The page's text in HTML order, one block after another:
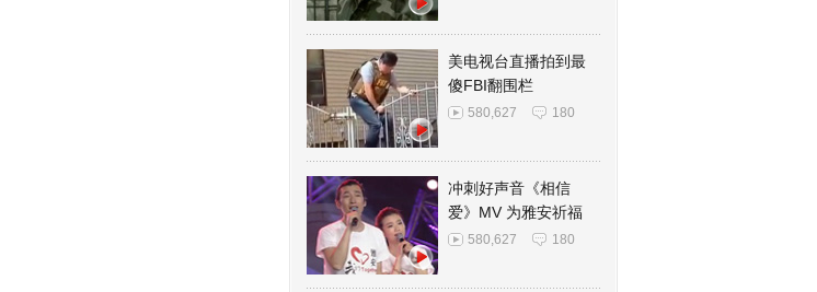
美电视台直播拍到最
傻FBI翻围栏
580,627 180
冲刺好声音《相信
爱》MV 为雅安祈福
580,627 180